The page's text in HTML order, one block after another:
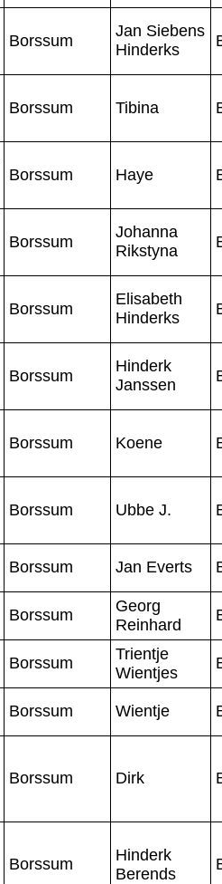
Borssum
Jan Siebens
Hinderks
Borssum Tibina
Borssum Haye
Borssum
Johanna
Rikstyna
Borssum
Elisabeth
Hinderks
Borssum
Hinderk
Janssen
Borssum Koene
Borssum Ubbe J.
Borssum Jan Everts
Borssum
Georg
Reinhard
Borssum
Trientje
Wientjes
Borssum Wientje
Borssum Dirk
Borssum
Hinderk
Berends